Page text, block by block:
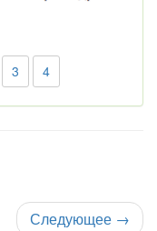
3 4
Следующее →